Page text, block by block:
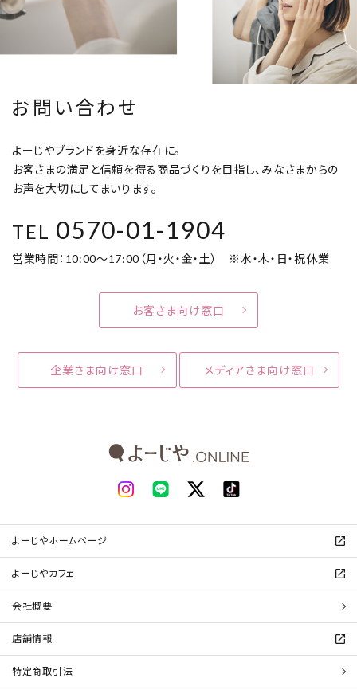
お問い合わせ
よーじやブランドを身近な存在に。
お客さまの満足と信頼を得る商品づくりを目指し、みなさまからの
お声を大切にしてまいります。
TEL 0570-01-1904
営業時間：10:00～17:00（月・火・金・土） ※水・木・日・祝休業
お客さま向け窓口
企業さま向け窓口 メディアさま向け窓口
よーじやホームページ
よーじやカフェ
会社概要
店舗情報
特定商取引法